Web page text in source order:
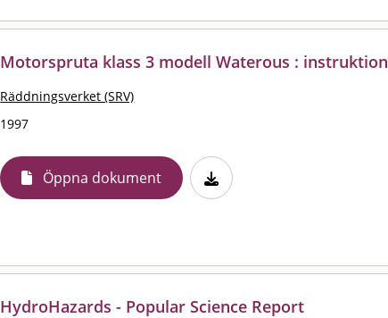
Motorspruta klass 3 modell Waterous : instruktion
Räddningsverket (SRV)
1997
Öppna dokument
HydroHazards - Popular Science Report